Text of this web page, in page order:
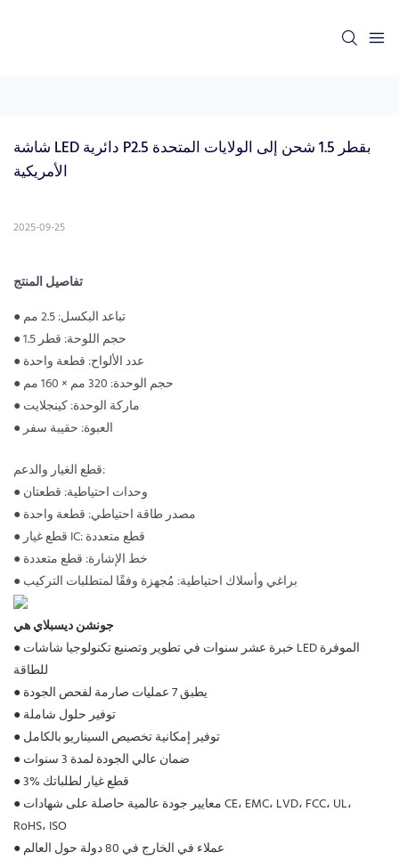
شاشة LED دائرية P2.5 بقطر 1.5 شحن إلى الولايات المتحدة
الأمريكية
2025-09-25
تفاصيل المنتج
● تباعد البكسل: 2.5 مم
● حجم اللوحة: قطر 1.5
● عدد الألواح: قطعة واحدة
● حجم الوحدة: 320 مم × 160 مم
● ماركة الوحدة: كينجلايت
● العبوة: حقيبة سفر
قطع الغيار والدعم:
● وحدات احتياطية: قطعتان
● مصدر طاقة احتياطي: قطعة واحدة
● قطع غيار IC: قطع متعددة
● خط الإشارة: قطع متعددة
● براغي وأسلاك احتياطية: مُجهزة وفقًا لمتطلبات التركيب
جونشن ديسبلاي هي
● خبرة عشر سنوات في تطوير وتصنيع تكنولوجيا شاشات LED الموفرة
للطاقة
●
يطبق 7 عمليات صارمة لفحص الجودة
●توفير حلول شاملة
●توفير إمكانية تخصيص السيناريو بالكامل
●
ضمان عالي الجودة لمدة 3 سنوات
●
3% قطع غيار لطلباتك
●معايير جودة عالمية حاصلة على شهادات CE، EMC، LVD، FCC، UL،
RoHS، ISO
●
عملاء في الخارج في 80 دولة حول العالم